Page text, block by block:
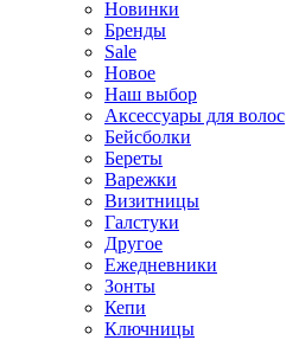
Новинки
Бренды
Sale
Новое
Наш выбор
Аксессуары для волос
Бейсболки
Береты
Варежки
Визитницы
Галстуки
Другое
Ежедневники
Зонты
Кепи
Ключницы